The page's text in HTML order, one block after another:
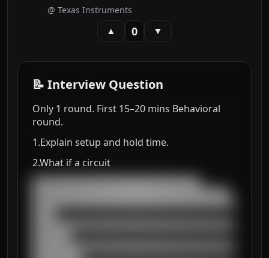
@ Texas Instruments
▲ 0 ▼
📝 Interview Question
Only 1 round. First 15–20 mins Behavioral
round.
1.Explain setup and hold time.
2.What if a circuit
███████████████████████████████████
█████████████████████████████████████████
██████████████████████████████████████████